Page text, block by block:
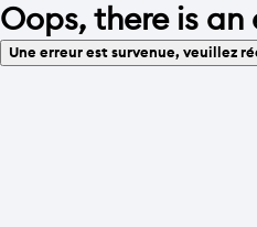
Oops, there is an
Une erreur est survenue, veuillez